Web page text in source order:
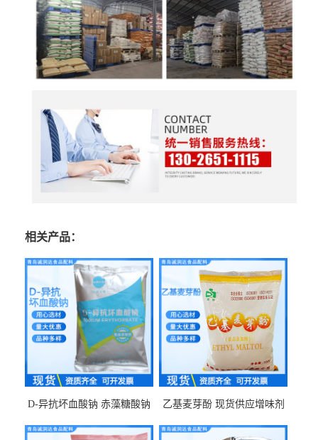
相关产品：
D-异抗坏血酸钠 赤藻糖酸钠
乙基麦芽酚 现货供应增味剂